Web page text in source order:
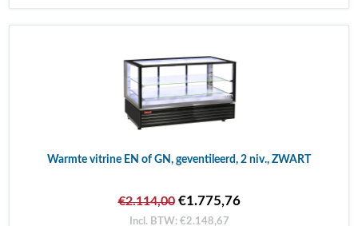
Warmte vitrine EN of GN, geventileerd, 2 niv., ZWART
€2.114,00€1.775,76
Incl. BTW: €2.148,67